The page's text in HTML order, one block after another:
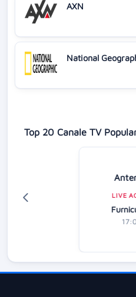
AXN
National
Top 20 Canale TV
LIVE